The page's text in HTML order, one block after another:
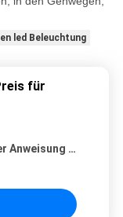
led Beleuchtung
für
Anweisung 75